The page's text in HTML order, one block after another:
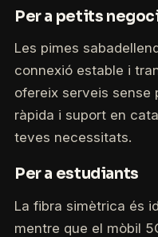
Per a petits
Les pimes
connexió estable i
ofereix serveis sense
ràpida i suport en
teves necessitats.
Per a estudiants
La fibra simètrica és
mentre que el mòbil